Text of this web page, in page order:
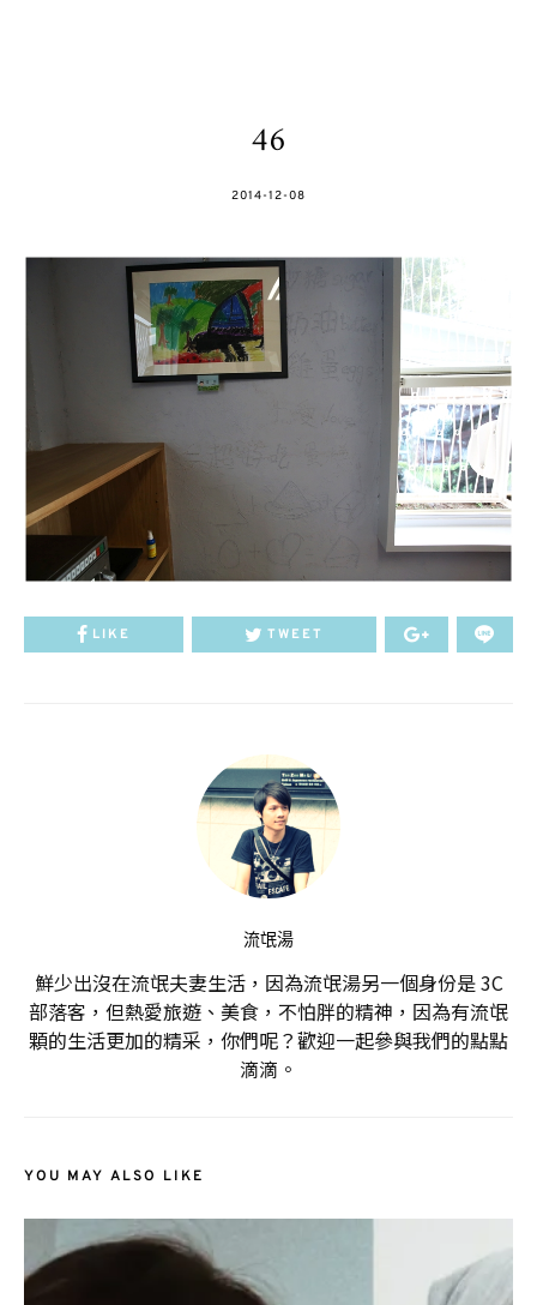
46
POSTED
2014-12-08
LIKE TWEET
流氓湯
鮮少出沒在流氓夫妻生活，因為流氓湯另一個身份是 3C
部落客，但熱愛旅遊、美食，不怕胖的精神，因為有流氓
顆的生活更加的精采，你們呢？歡迎一起參與我們的點點
滴滴。
YOU MAY ALSO LIKE